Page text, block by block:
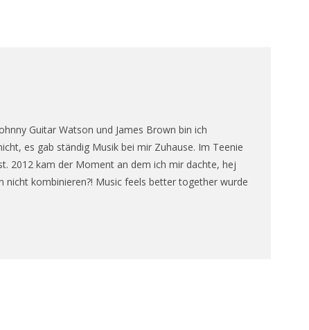
Guitar Watson und James Brown bin ich
es gab ständig Musik bei mir Zuhause. Im Teenie
2012 kam der Moment an dem ich mir dachte, hej
nicht kombinieren?! Music feels better together wurde